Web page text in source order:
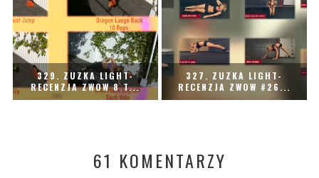
329. ZUZKA LIGHT-
RECENZJA ZWOW 8 T...
327. ZUZKA LIGHT-
RECENZJA ZWOW #26...
61 KOMENTARZY